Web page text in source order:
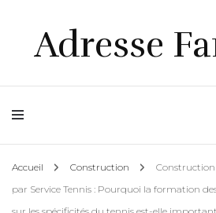
Adresse
Accueil Construction
par Service Tennis : Pourquoi la formation